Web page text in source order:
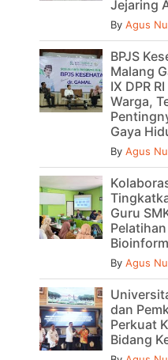
Jejaring
By Agus
BPJS
Malang
IX DPR
Warga,
Gaya
By Agus
Guru
By Agus
dan
Perkuat
Bidang